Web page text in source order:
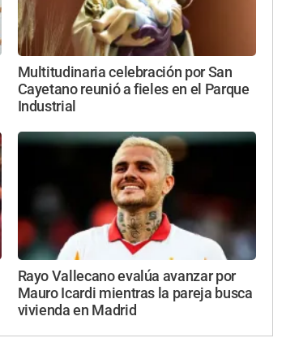
Multitudinaria celebración por San
Cayetano reunió a fieles en el Parque
Industrial
Rayo Vallecano evalúa avanzar por
Mauro Icardi mientras la pareja busca
vivienda en Madrid